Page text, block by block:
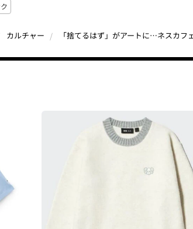
カルチャー 「捨てるはず」がアートに…ネスカ